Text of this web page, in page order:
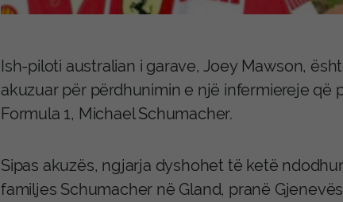
Ish-piloti australian i garave, Joey Mawson,
akuzuar për përdhunimin e një infermiereje
Formula 1, Michael Schumacher.
Sipas akuzës, ngjarja dyshohet të ketë
familjes Schumacher në Gland, pranë